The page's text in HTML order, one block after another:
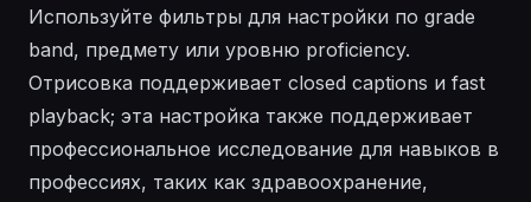
Используйте фильтры для настройки по grade
band, предмету или уровню proficiency.
Отрисовка поддерживает closed captions и fast
playback; эта настройка также поддерживает
профессиональное исследование для навыков в
профессиях, таких как здравоохранение,